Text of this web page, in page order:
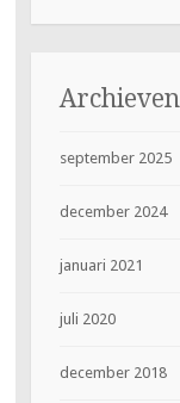
Archieven
september 2025
december 2024
januari 2021
juli 2020
december 2018